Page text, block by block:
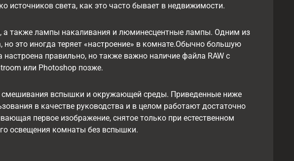
света, как это часто бывает в недвижимости.
а также лампы накаливания и люминесцентные лампы. Одним из
это иногда теряет «настроение» в комнате.Обычно большую
правильно, но также важно наличие файла RAW с
или Photoshop позже.
вспышки и окружающей среды. Приведенные ниже
в качестве руководства и в целом работают достаточно
первое изображение, снятое только при естественном
освещения комнаты без вспышки.